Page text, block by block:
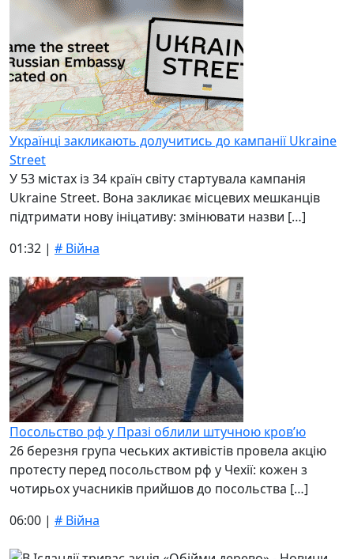
Українці закликають долучитись до кампанії Ukraine
Street
У 53 містах із 34 країн світу стартувала кампанія
Ukraine Street. Вона закликає місцевих мешканців
підтримати нову ініцативу: змінювати назви […]
01:32 | # Війна
Посольство рф у Празі облили штучною кров’ю
26 березня група чеських активістів провела акцію
протесту перед посольством рф у Чехії: кожен з
чотирьох учасників прийшов до посольства […]
06:00 | # Війна